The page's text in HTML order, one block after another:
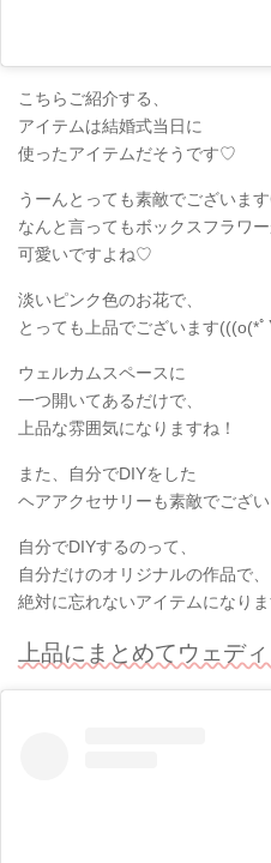
こちらご紹介する、
アイテムは結婚式当日に
使ったアイテムだそうです♡
うーんとっても素敵でございま
なんと言ってもボックスフラワ
可愛いですよね♡
淡いピンク色のお花で、
とっても上品でございます(((o(*
ウェルカムスペースに
一つ開いてあるだけで、
上品な雰囲気になりますね！
また、自分でDIYをした
ヘアアクセサリーも素敵でござ
自分でDIYするのって、
自分だけのオリジナルの作品で、
絶対に忘れないアイテムになり
上品にまとめてウェデ